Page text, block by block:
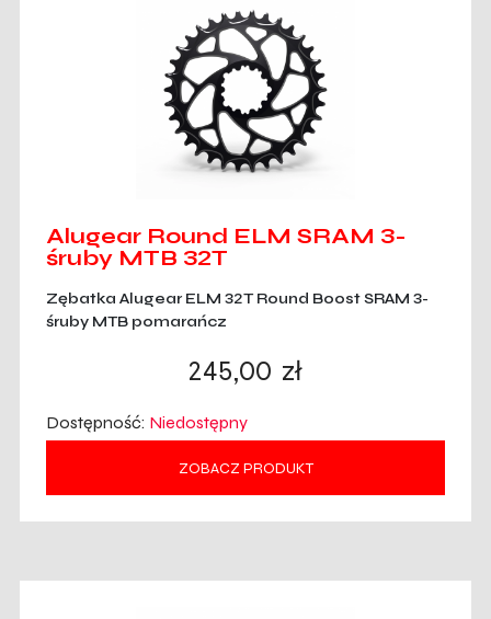
Alugear Round ELM SRAM 3-
śruby MTB 32T
Zębatka Alugear ELM 32T Round Boost SRAM 3-
śruby MTB pomarańcz
245,00 zł
Dostępność: Niedostępny
ZOBACZ PRODUKT